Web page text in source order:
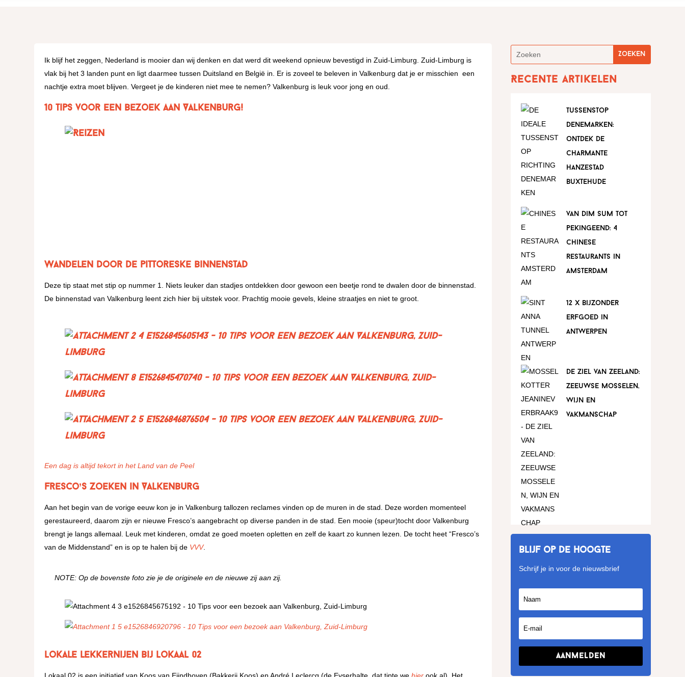
Ik blijf het zeggen, Nederland is mooier dan wij denken en dat werd dit weekend opnieuw bevestigd in Zuid-Limburg. Zuid-Limburg is
vlak bij het 3 landen punt en ligt daarmee tussen Duitsland en België in. Er is zoveel te beleven in Valkenburg dat je er misschien een
nachtje extra moet blijven. Vergeet je de kinderen niet mee te nemen? Valkenburg is leuk voor jong en oud.
10 Tips voor een bezoek aan Valkenburg!
Wandelen door de pittoreske binnenstad
Deze tip staat met stip op nummer 1. Niets leuker dan stadjes ontdekken door gewoon een beetje rond te dwalen door de binnenstad.
De binnenstad van Valkenburg leent zich hier bij uitstek voor. Prachtig mooie gevels, kleine straatjes en niet te groot.
Een dag is altijd tekort in het Land van de Peel
Fresco’s zoeken in Valkenburg
Aan het begin van de vorige eeuw kon je in Valkenburg tallozen reclames vinden op de muren in de stad. Deze worden momenteel
gerestaureerd, daarom zijn er nieuwe Fresco’s aangebracht op diverse panden in de stad. Een mooie (speur)tocht door Valkenburg
brengt je langs allemaal. Leuk met kinderen, omdat ze goed moeten opletten en zelf de kaart zo kunnen lezen. De tocht heet “Fresco’s
van de Middenstand” en is op te halen bij de VVV.
NOTE: Op de bovenste foto zie je de originele en de nieuwe zij aan zij.
Lokale lekkernijen bij Lokaal 02
Recente artikelen
tussenstop
denemarken:
ontdek de
charmante
hanzestad
buxtehude
van dim sum tot
pekingeend: 4
chinese
restaurants in
amsterdam
12 x bijzonder
erfgoed in
antwerpen
de ziel van zeeland:
zeeuwse mosselen,
wijn en
vakmanschap
Blijf op de hoogte
Schrijf je in voor de nieuwsbrief
Aanmelden